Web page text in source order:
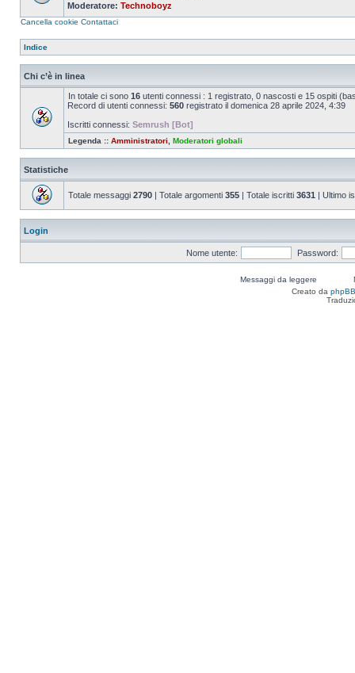
Nessun
messaggio
da
Moderatore: Technoboyz
Cancella cookie Contattaci
Indice
Chi c’è in linea
In totale ci sono 16 utenti connessi : 1 registrato, 0 nascosti e 15 ospiti
Record di utenti connessi: 560 registrato il domenica 28 aprile 2024, 4:39
Iscritti connessi: Semrush [Bot]
Legenda :: Amministratori Moderatori globali
Statistiche
Totale messaggi 2790 | Totale argomenti 355 | Totale iscritti 3631 | Ultimo
Login
Nome utente: Password:
Messaggi da leggere
Creato da phpBB